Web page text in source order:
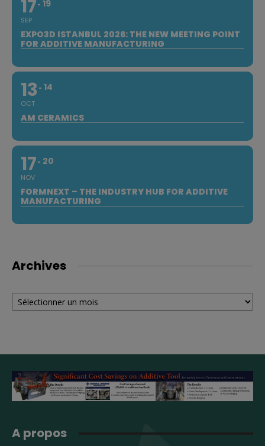
17
SEP
19
EXPO3D ISTANBUL 2026: THE NEW MEETING POINT
FOR ADDITIVE MANUFACTURING
13
OCT
14
AM CERAMICS
17
NOV
20
FORMNEXT – THE INDUSTRY HUB FOR ADDITIVE
MANUFACTURING
Archives
Archives
A propos